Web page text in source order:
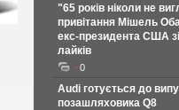
"65 років ніколи не
привітання Мішель
екс-президента США
лайків
0
Audi готується до
позашляховика Q8